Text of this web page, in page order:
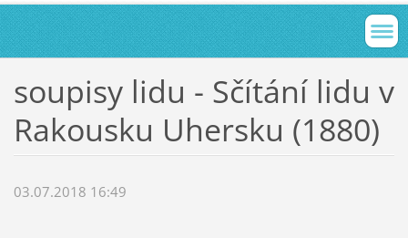
soupisy lidu - Sčítání lidu v
Rakousku Uhersku (1880)
03.07.2018 16:49